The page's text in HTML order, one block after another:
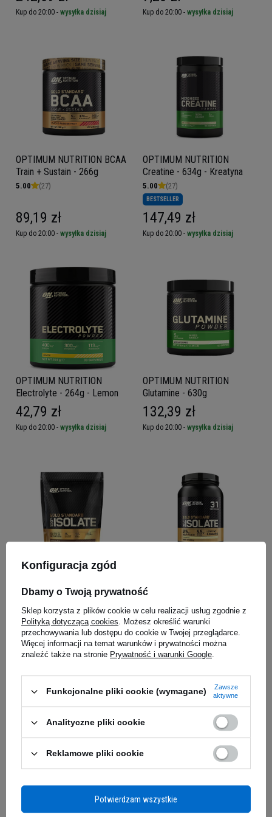
Kup do 20:00 - wysyłka dzisiaj Kup do 20:00 - wysyłka dzisiaj
OPTIMUM NUTRITION BCAA
Train + Sustain - 266g
5.00 (27)
89,19 zł
Kup do 20:00 - wysyłka dzisiaj
OPTIMUM NUTRITION
Creatine - 634g - Kreatyna
5.00 (27)
BESTSELLER
147,49 zł
Kup do 20:00 - wysyłka dzisiaj
OPTIMUM NUTRITION
Electrolyte - 264g - Lemon
42,79 zł
Kup do 20:00 - wysyłka dzisiaj
OPTIMUM NUTRITION
Glutamine - 630g
132,39 zł
Kup do 20:00 - wysyłka dzisiaj
OPTIMUM NUTRITION Gold
Standard 100% Isolate - 450g
127,29 zł
Kup do 20:00 -wysyłka dzisiaj
Standard 100% Isolate - 930g
BESTSELLER
209,90 zł
Kup do 20:00 -wysyłka dzisiaj
OPTIMUM NUTRITION Gold
Standard 100% Plant - 684g
OPTIMUM NUTRITION Gold
Standard Pre Workout - 330g
Konfiguracja zgód
Dbamy o Twoją prywatność
Sklep korzysta z plików cookie w celu realizacji usług zgodnie z
Polityką dotyczącą cookies. Możesz określić warunki
przechowywania lub dostępu do cookie w Twojej przeglądarce.
Więcej informacji na temat warunków i prywatności można
znaleźć także na stronie Prywatność i warunki Google.
Funkcjonalne pliki cookie (wymagane)
Zawsze
aktywne
Analityczne pliki cookie
Reklamowe pliki cookie
Potwierdzam wszystkie